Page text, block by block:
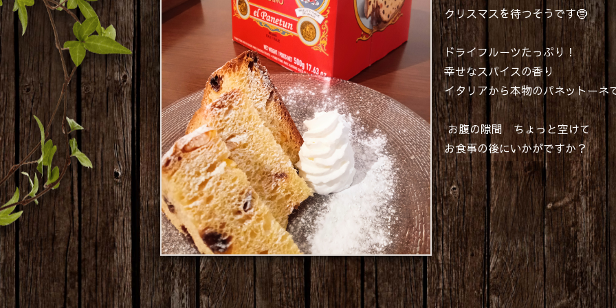
クリスマスを待つそうです🤶
ドライフルーツたっぷり！
幸せなスパイスの香り
イタリアから本物のパネットーネ
お腹の隙間 ちょっと空けて
お食事の後にいかがですか？